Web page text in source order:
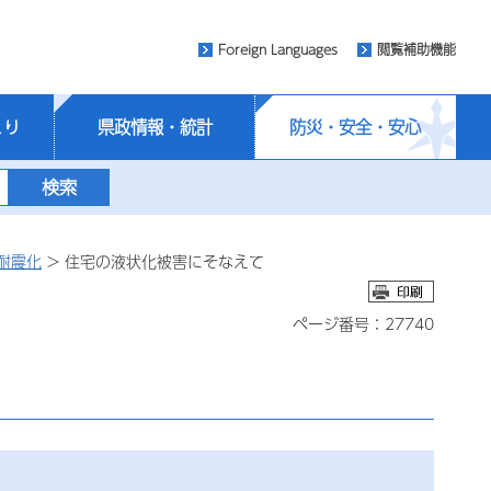
Foreign Languages 閲覧補助機能
県政情報・統計 防災・安全・安心
震化 > 住宅の液状化被害にそなえて
ページ番号：27740